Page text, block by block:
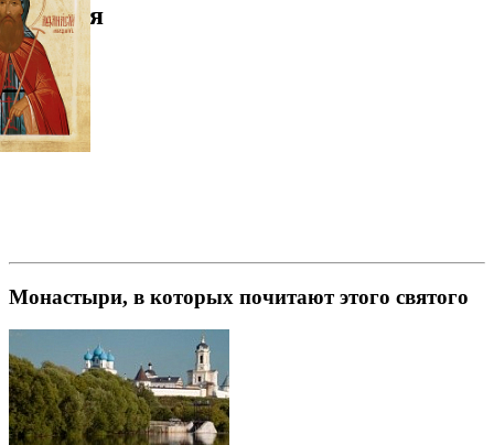
Галерея
Монастыри, в которых почитают этого святого